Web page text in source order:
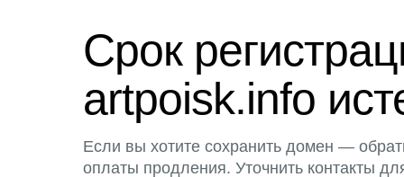
Срок
artpoisk.info
Если вы хотите сохранить домен —
оплаты продления. Уточнить контакты